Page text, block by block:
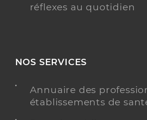
réflexes au quotidien
NOS SERVICES
Annuaire des
établissements de